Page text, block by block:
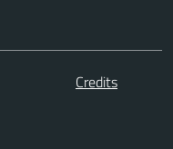
Credits